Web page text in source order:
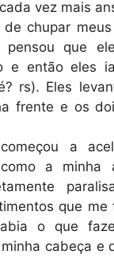
vez mais
de chupar
pensou que
e então eles
rs). Eles
frente e os
a
a minha
que me
o que
cabeça e